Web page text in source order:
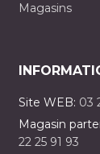
Magasins
Site WEB: 03
Magasin
22 25 91 93